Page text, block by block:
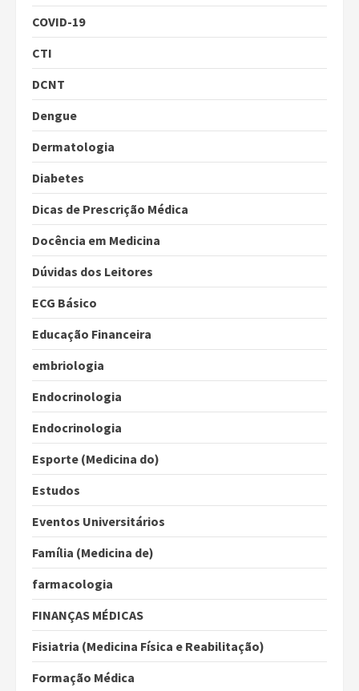
COVID-19
CTI
DCNT
Dengue
Dermatologia
Diabetes
Dicas de Prescrição Médica
Docência em Medicina
Dúvidas dos Leitores
ECG Básico
Educação Financeira
embriologia
Endocrinologia
Endocrinologia
Esporte (Medicina do)
Estudos
Eventos Universitários
Família (Medicina de)
farmacologia
FINANÇAS MÉDICAS
Fisiatria (Medicina Física e Reabilitação)
Formação Médica